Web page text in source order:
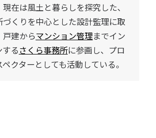
在は風土と暮らしを探究した、
くりを中心とした設計監理に取
戸建からマンション管理までイン
るさくら事務所に参画し、プロ
クターとしても活動している。